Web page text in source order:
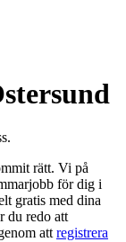
rätt. Vi på
för dig i
gratis med dina
du redo att
att registrera